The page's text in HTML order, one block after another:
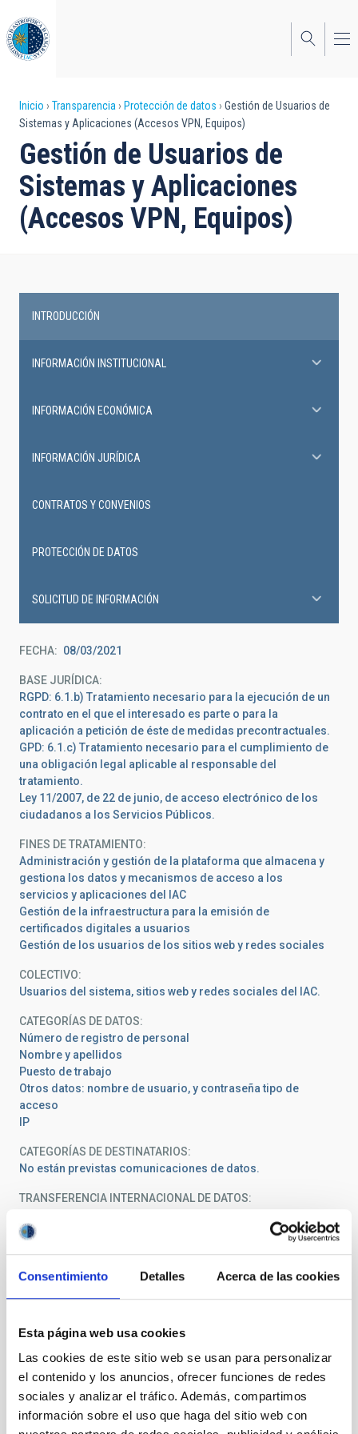
Consentimiento Detalles Acerca de las cookies
Esta página web usa cookies
Las cookies de este sitio web se usan para personalizar
el contenido y los anuncios, ofrecer funciones de redes
sociales y analizar el tráfico. Además, compartimos
información sobre el uso que haga del sitio web con
al
contenido
principal
Sobrescribir
enlaces
de
ayuda
a
Inicio Transparencia Protección de datos
Gestión de Usuarios de
Sistemas y Aplicaciones (Accesos VPN, Equipos)
Gestión de Usuarios de
Sistemas y Aplicaciones
(Accesos VPN, Equipos)
FECHA 08/03/2021
BASE JURÍDICA
RGPD: 6.1.b) Tratamiento necesario para la ejecución de un
contrato en el que el interesado es parte o para la
aplicación a petición de éste de medidas precontractuales.
GPD: 6.1.c) Tratamiento necesario para el cumplimiento de
una obligación legal aplicable al responsable del
tratamiento.
Ley 11/2007, de 22 de junio, de acceso electrónico de los
ciudadanos a los Servicios Públicos.
FINES DE TRATAMIENTO
Administración y gestión de la plataforma que almacena y
gestiona los datos y mecanismos de acceso a los
servicios y aplicaciones del IAC
Gestión de la infraestructura para la emisión de
certificados digitales a usuarios
Gestión de los usuarios de los sitios web y redes sociales
COLECTIVO
Usuarios del sistema, sitios web y redes sociales del IAC.
CATEGORÍAS DE DATOS
Número de registro de personal
Nombre y apellidos
Puesto de trabajo
Otros datos: nombre de usuario, y contraseña tipo de
acceso
IP
CATEGORÍAS DE DESTINATARIOS
No están previstas comunicaciones de datos.
TRANSFERENCIA INTERNACIONAL DE DATOS
datos.
Se conservarán durante el tiempo necesario para cumplir
dicha finalidad y del tratamiento de los datos. Será de
documentación.
MEDIDAS DE SEGURIDAD
Las medidas de seguridad implantadas se corresponden
con las previstas en el Anexo II (Medidas de seguridad) del
INTRODUCCIÓN
INFORMACIÓN INSTITUCIONAL
INFORMACIÓN ECONÓMICA
INFORMACIÓN JURÍDICA
CONTRATOS Y CONVENIOS
PROTECCIÓN DE DATOS
SOLICITUD DE INFORMACIÓN